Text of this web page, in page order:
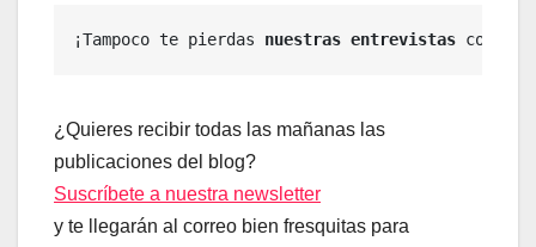
¡Tampoco te pierdas nuestras entrevistas con
¿Quieres recibir todas las mañanas las
publicaciones del blog?
Suscríbete a nuestra newsletter
y te llegarán al correo bien fresquitas para